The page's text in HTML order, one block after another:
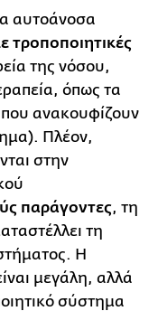
αυτοάνοσα
τροποποιητικές
της νόσου,
όπως τα
ανακουφίζουν
Πλέον,
στην
παράγοντες, τη
τη
Η
μεγάλη, αλλά
σύστημα